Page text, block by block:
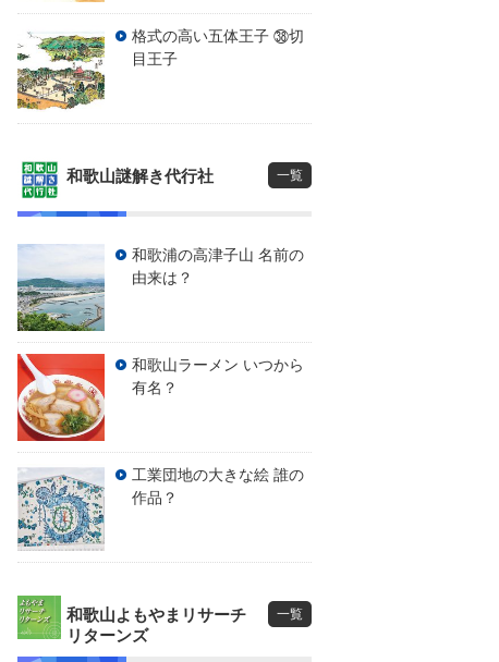
格式の高い五体王子 ㊳切
目王子
和歌山謎解き代行社 一覧
和歌浦の高津子山 名前の
由来は？
和歌山ラーメン いつから
有名？
工業団地の大きな絵 誰の
作品？
和歌山よもやまリサーチ
リターンズ
一覧